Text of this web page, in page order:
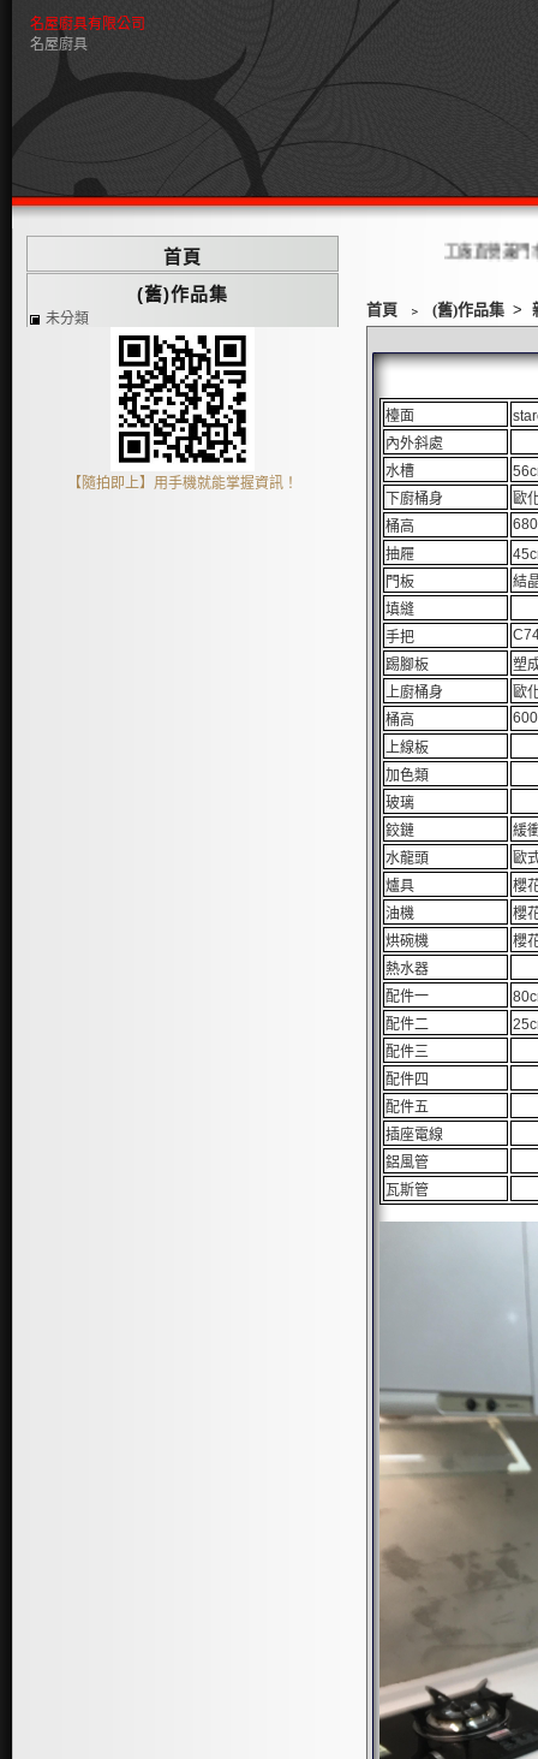
名屋廚具有限公司
名屋廚具
工廠直營兼門市歡迎蒞
首頁 ﹥ (舊)作品集 >
檯面
內外斜處
水槽
下廚桶身
歐
桶高
抽屜
門板
結
填縫
手把
踢腳板
塑
上廚桶身
歐
桶高
上線板
加色類
玻璃
鉸鏈
緩
水龍頭
歐
爐具
櫻
油機
櫻
烘碗機
櫻
熱水器
配件一
配件二
配件三
配件四
配件五
插座電線
鋁風管
瓦斯管
首頁
(舊)作品集
未分類
【隨拍即上】用手機就能掌握資訊！